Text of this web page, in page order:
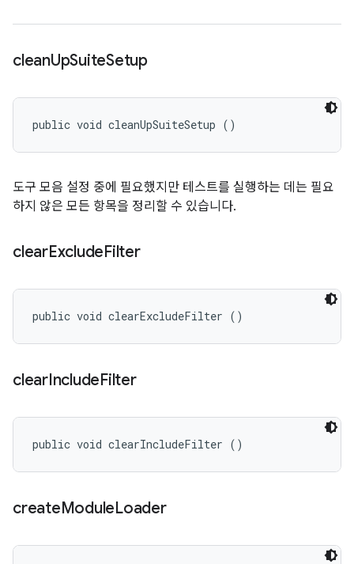
cleanUpSuiteSetup
public void cleanUpSuiteSetup ()
도구 모음 설정 중에 필요했지만 테스트를 실행하는 데는 필요
하지 않은 모든 항목을 정리할 수 있습니다.
clearExcludeFilter
public void clearExcludeFilter ()
clearIncludeFilter
public void clearIncludeFilter ()
createModuleLoader